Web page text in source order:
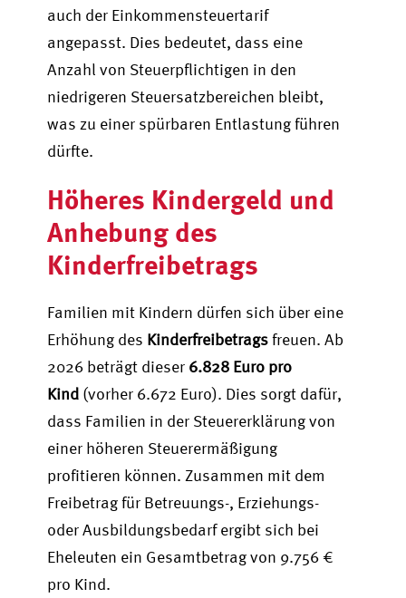
auch der Einkommensteuertarif
angepasst. Dies bedeutet, dass eine
Anzahl von Steuerpflichtigen in den
niedrigeren Steuersatzbereichen bleibt,
was zu einer spürbaren Entlastung führen
dürfte.
Höheres Kindergeld und
Anhebung des
Kinderfreibetrags
Familien mit Kindern dürfen sich über eine
Erhöhung des Kinderfreibetragsfreuen. Ab
2026 beträgt dieser 6.828 Euro pro
Kind (vorher 6.672 Euro). Dies sorgt dafür,
dass Familien in der Steuererklärung von
einer höheren Steuerermäßigung
profitieren können. Zusammen mit dem
Freibetrag für Betreuungs-, Erziehungs-
oder Ausbildungsbedarf ergibt sich bei
Eheleuten ein Gesamtbetrag von 9.756 €
pro Kind.